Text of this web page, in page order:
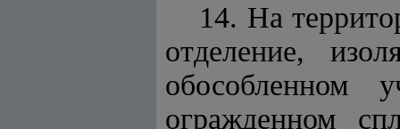
14. На
отделение,
обособленном
огражденном